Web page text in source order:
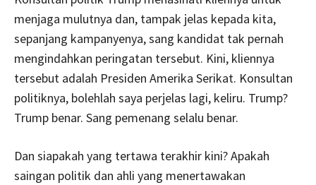
menjaga mulutnya dan, tampak jelas kepada kita,
sepanjang kampanyenya, sang kandidat tak pernah
mengindahkan peringatan tersebut. Kini, kliennya
tersebut adalah Presiden Amerika Serikat. Konsultan
politiknya, bolehlah saya perjelas lagi, keliru. Trump?
Trump benar. Sang pemenang selalu benar.
Dan siapakah yang tertawa terakhir kini? Apakah
saingan politik dan ahli yang menertawakan